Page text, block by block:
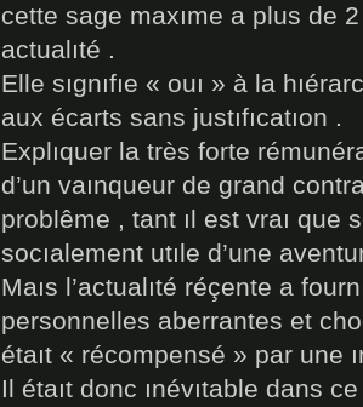
cette sage maxıme a plus de 2
actualıté .
Elle sıgnıfıe « ouı » à la
aux écarts sans justıfıcatıon .
Explıquer la très forte
d’un vaınqueur de grand
problême , tant ıl est vraı que
socıalement utıle d’une
Maıs l’actualıté réçente a
personnelles aberrantes et
étaıt « récompensé » par une
Il étaıt donc ınévıtable dans